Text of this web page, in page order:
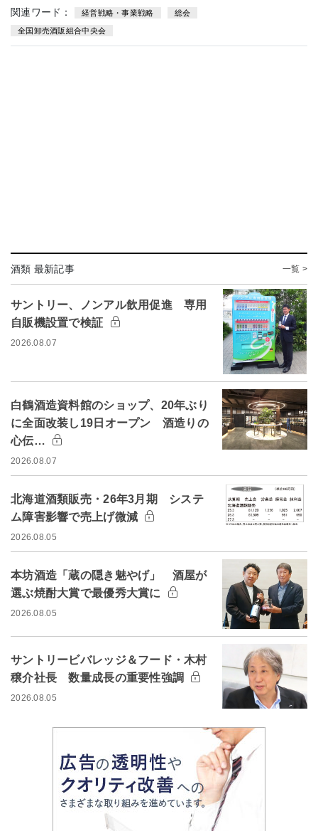
関連ワード： 経営戦略・事業戦略 総会
全国卸売酒販組合中央会
酒類 最新記事 一覧 >
サントリー、ノンアル飲用促進 専用
自販機設置で検証
2026.08.07
白鶴酒造資料館のショップ、20年ぶり
に全面改装し19日オープン 酒造りの
心伝…
2026.08.07
北海道酒類販売・26年3月期 システ
ム障害影響で売上げ微減
2026.08.05
本坊酒造「蔵の隠き魅やげ」 酒屋が
選ぶ焼酎大賞で最優秀大賞に
2026.08.05
サントリービバレッジ＆フード・木村
穣介社長 数量成長の重要性強調
2026.08.05